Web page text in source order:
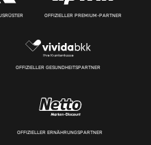
OFFIZIELLER PREMIUM-PARTNER
OFFIZIELLER GESUNDHEITSPARTNER
OFFIZIELLER ERNÄHRUNGSPARTNER